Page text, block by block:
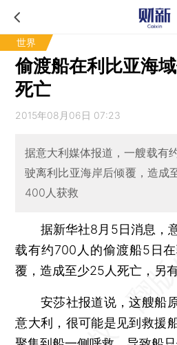
世界
偷渡船在利比亚海
死亡
2015年08月06日 07:23
据意大利媒体报道，一艘载有
驶离利比亚海岸后倾覆，造成
400人获救
据新华社8月5日消息，
载有约700人的偷渡船5日
覆，造成至少25人死亡，另
安莎社报道说，这艘船原
意大利，很可能是见到救援